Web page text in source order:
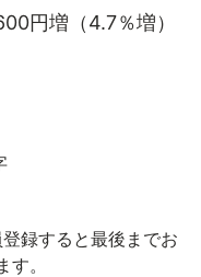
円増（4.7％増）
録すると最後までお
。